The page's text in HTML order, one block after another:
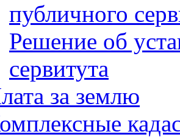
публичного
Решение об
сервитута
за землю